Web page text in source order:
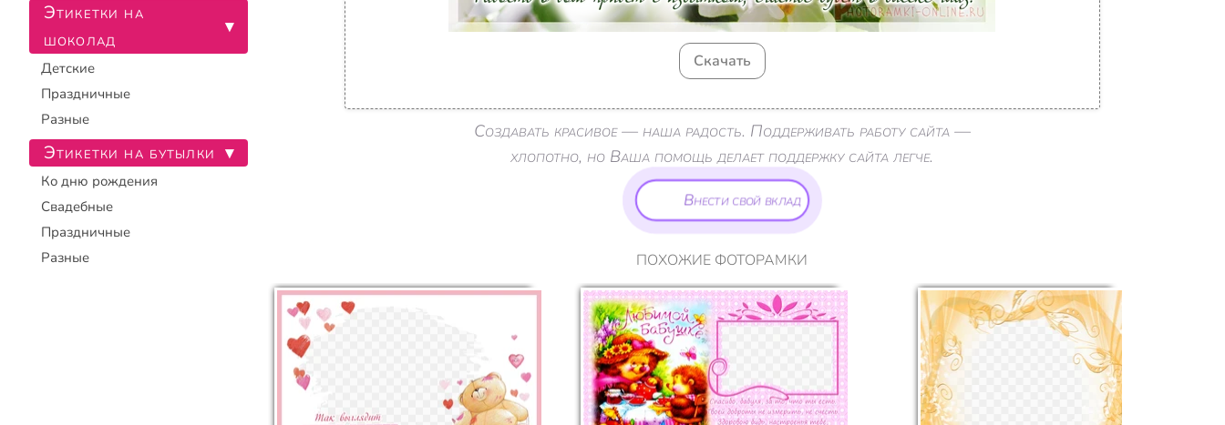
Скачать
Создавать красивое — наша радость. Поддерживать работу сайта —
хлопотно, но Ваша помощь делает поддержку сайта легче.
Внести свой вклад
ПОХОЖИЕ ФОТОРАМКИ
Этикетки на
шоколад
▾
Детские
Праздничные
Разные
Этикетки на бутылки ▾
Ко дню рождения
Свадебные
Праздничные
Разные